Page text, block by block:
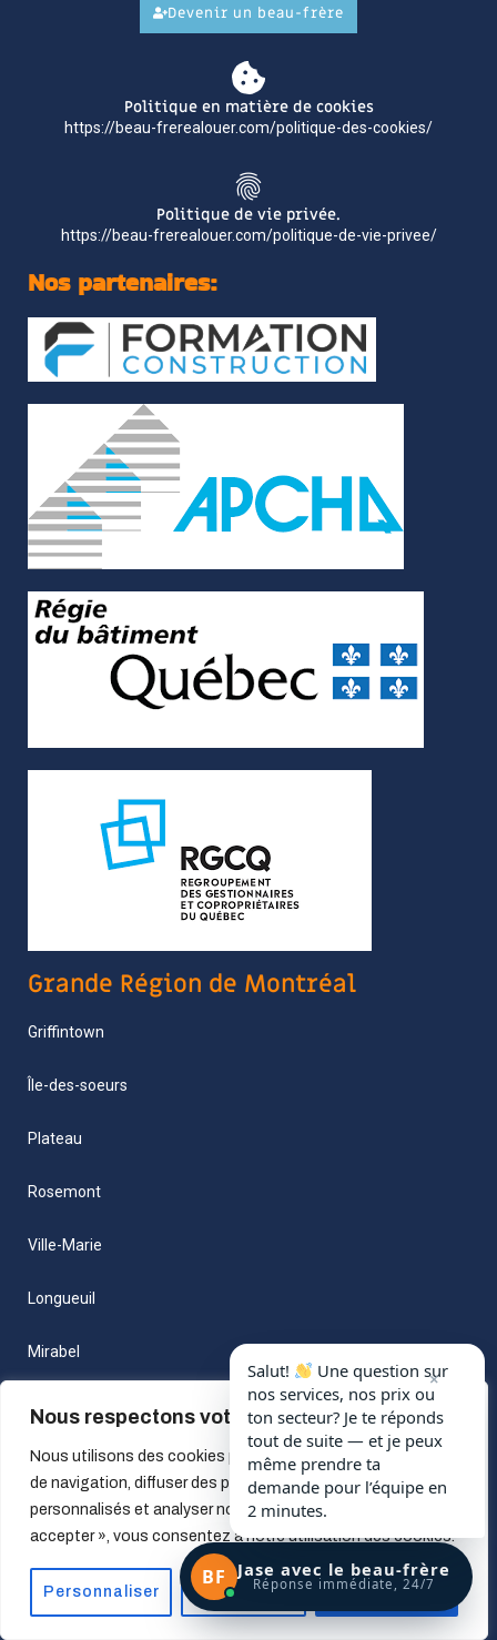
Nous respectons votre vie privée.
Nous utilisons des cookies pour améliorer votre expérience
de navigation, diffuser des publicités ou des contenus
personnalisés et analyser notre trafic. En cliquant sur « Tout
accepter », vous consentez à notre utilisation des cookies.
Personnaliser Tout rejeter Accepter tout
Devenir un beau-frère
Politique en matière de cookies
https://beau-frerealouer.com/politique-des-cookies/
Politique de vie privée.
https://beau-frerealouer.com/politique-de-vie-privee/
Nos partenaires:
Grande Région de Montréal
Griffintown
Île-des-soeurs
Plateau
Rosemont
Ville-Marie
Longueuil
Mirabel
Laval
Rive-Nord
Boucherville
La Prairie
BF Jase avec le beau-frère
Réponse immédiate, 24/7
×
Salut!
Une question sur
nos services, nos prix ou
ton secteur? Je te réponds
tout de suite — et je peux
même prendre ta
demande pour l’équipe en
2 minutes.